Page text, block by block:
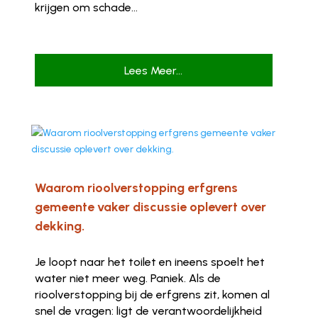
krijgen om schade...
Lees Meer...
Waarom rioolverstopping erfgrens
gemeente vaker discussie oplevert over
dekking.
Je loopt naar het toilet en ineens spoelt het
water niet meer weg. Paniek. Als de
rioolverstopping bij de erfgrens zit, komen al
snel de vragen: ligt de verantwoordelijkheid